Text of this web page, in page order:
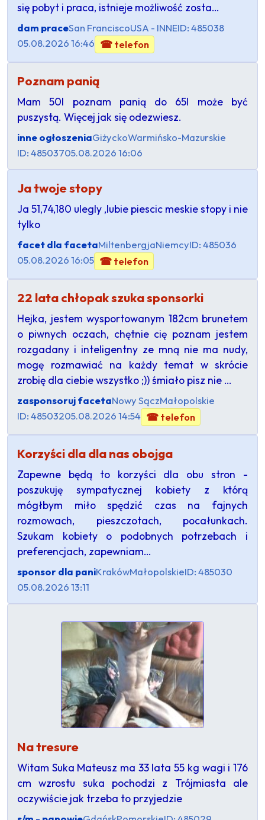
się pobyt i praca, istnieje możliwość zosta…
dam praceSan FranciscoUSA - INNEID: 485038
05.08.2026 16:46 ☎ telefon
Poznam panią
Mam 50l poznam panią do 65l może być
puszystą. Więcej jak się odezwiesz.
inne ogłoszeniaGiżyckoWarmińsko-Mazurskie
ID: 48503705.08.2026 16:06
Ja twoje stopy
Ja 51,74,180 ulegly ,lubie piescic meskie stopy i nie
tylko
facet dla facetaMiltenbergjaNiemcyID: 485036
05.08.2026 16:05 ☎ telefon
22 lata chłopak szuka sponsorki
Hejka, jestem wysportowanym 182cm brunetem
o piwnych oczach, chętnie cię poznam jestem
rozgadany i inteligentny ze mną nie ma nudy,
mogę rozmawiać na każdy temat w skrócie
zrobię dla ciebie wszystko ;)) śmiało pisz nie …
zasponsoruj facetaNowy SączMałopolskie
ID: 48503205.08.2026 14:54 ☎ telefon
Korzyści dla dla nas obojga
Zapewne będą to korzyści dla obu stron -
poszukuję sympatycznej kobiety z którą
mógłbym miło spędzić czas na fajnych
rozmowach, pieszczotach, pocałunkach.
Szukam kobiety o podobnych potrzebach i
preferencjach, zapewniam…
sponsor dla paniKrakówMałopolskieID: 485030
05.08.2026 13:11
Na tresure
Witam Suka Mateusz ma 33 lata 55 kg wagi i 176
cm wzrostu suka pochodzi z Trójmiasta ale
oczywiście jak trzeba to przyjedzie